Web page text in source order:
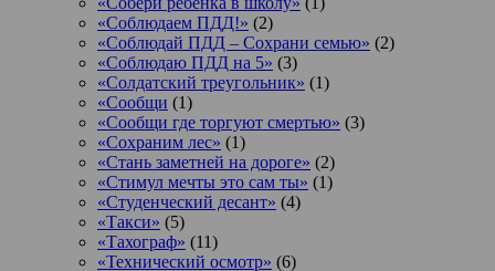
«Соблюдаем ПДД!» (2)
«Соблюдай ПДД – Сохрани семью» (2)
«Соблюдаю ПДД на 5» (3)
«Солдатский треугольник» (1)
«Сообщи (1)
«Сообщи где торгуют смертью» (3)
«Сохраним лес» (1)
«Стань заметней на дороге» (2)
«Стимул мечты это сам ты» (1)
«Студенческий десант» (4)
«Такси» (5)
«Тахограф» (11)
«Технический осмотр» (6)